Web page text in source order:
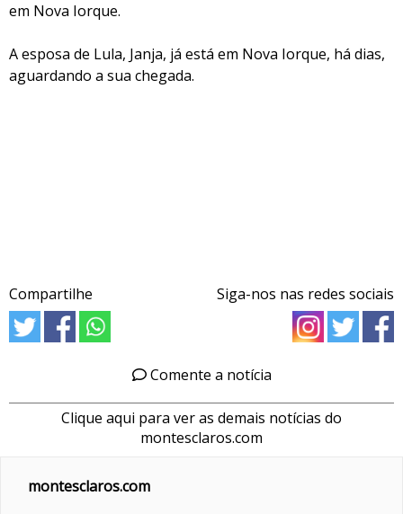
em Nova Iorque.
A esposa de Lula, Janja, já está em Nova Iorque, há dias,
aguardando a sua chegada.
Compartilhe Siga-nos nas redes sociais
Comente a notícia
Clique aqui para ver as demais notícias do
montesclaros.com
montesclaros.com